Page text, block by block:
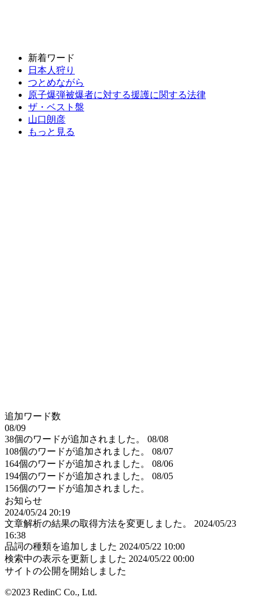
新着ワード
日本人狩り
つとめながら
原子爆弾被爆者に対する援護に関する法律
ザ・ベスト盤
山口朗彦
もっと見る
追加ワード数
08/09
38個のワードが追加されました。
08/08
108個のワードが追加されました。
08/07
164個のワードが追加されました。
08/06
194個のワードが追加されました。
08/05
156個のワードが追加されました。
お知らせ
2024/05/24 20:19
文章解析の結果の取得方法を変更しました。
2024/05/23
16:38
品詞の種類を追加しました 2024/05/22 10:00
検索中の表示を更新しました 2024/05/22 00:00
サイトの公開を開始しました
©2023 RedinC Co., Ltd.